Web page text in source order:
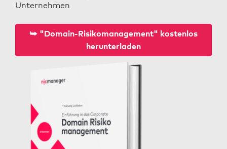
Unternehmen
⮩ "Domain-Risikomanagement" kostenlos
herunterladen